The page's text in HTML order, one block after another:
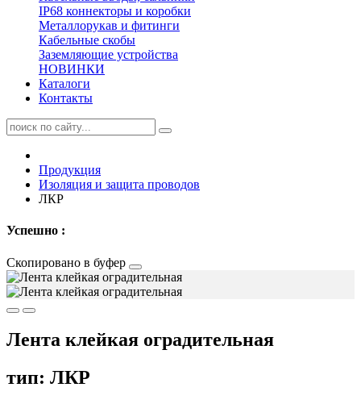
IP68 коннекторы и коробки
Металлорукав и фитинги
Кабельные скобы
Заземляющие устройства
НОВИНКИ
Каталоги
Контакты
Продукция
Изоляция и защита проводов
ЛКР
Успешно :
Скопировано в буфер
Лента клейкая оградительная
тип: ЛКР